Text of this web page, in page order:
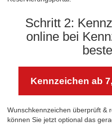
Schritt 2:
online bei
Kennzeichen ab
Wunschkennzeichen überprüft &
können Sie jetzt optional das